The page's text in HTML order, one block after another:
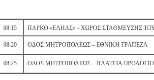
08:15 ΠΑΡΚΟ «ΕΛΗΑΣ» - ΧΩΡΟΣ ΣΤΑΘΜΕΥΣΗΣ
08:20 ΟΔΟΣ ΜΗΤΡΟΠΟΛΕΩΣ – ΕΘΝΙΚΗ ΤΡΑΠΕΖΑ
08:25 ΟΔΟΣ ΜΗΤΡΟΠΟΛΕΩΣ – ΠΛΑΤΕΙΑ